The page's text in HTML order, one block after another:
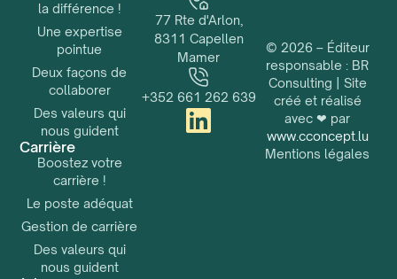
la différence !
Une expertise
pointue
Deux façons de
collaborer
Des valeurs qui
nous guident
Carrière
Boostez votre
carrière !
Le poste adéquat
Gestion de carrière
Des valeurs qui
nous guident
77 Rte d'Arlon,
8311 Capellen
Mamer
+352 661 262 639
© 2026 – Éditeur
responsable : BR
Consulting | Site
créé et réalisé
avec ❤ par
www.cconcept.lu
Mentions légales